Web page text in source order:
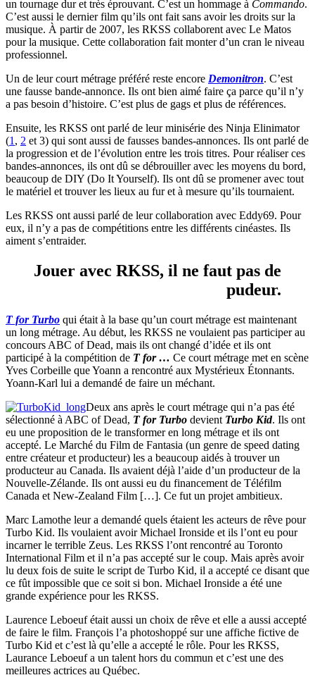
un tournage dur et très éprouvant. C’est un hommage à Commando.
C’est aussi le dernier film qu’ils ont fait sans avoir les droits sur la
musique. À partir de 2007, les RKSS collaborent avec Le Matos
pour la musique. Cette collaboration fait monter d’un cran le niveau
professionnel.
Un de leur court métrage préféré reste encore Demonitron. C’est
une fausse bande-annonce. Ils ont bien aimé faire ça parce qu’il n’y
a pas besoin d’histoire. C’est plus de gags et plus de références.
Ensuite, les RKSS ont parlé de leur minisérie des Ninja Elinimator
(1 , 2 et 3) qui sont aussi de fausses bandes-annonces. Ils ont parlé de
la progression et de l’évolution entre les trois titres. Pour réaliser ces
bandes-annonces, ils ont dû se débrouiller avec les moyens du bord,
beaucoup de DIY (Do It Yourself). Ils ont dû se promener avec tout
le matériel et trouver les lieux au fur et à mesure qu’ils tournaient.
Les RKSS ont aussi parlé de leur collaboration avec Eddy69. Pour
eux, il n’y a pas de compétitions entre les différents cinéastes. Ils
aiment s’entraider.
Jouer avec RKSS, il ne faut pas de
pudeur.
T for Turbo qui était à la base qu’un court métrage est maintenant
un long métrage. Au début, les RKSS ne voulaient pas participer au
concours ABC of Dead, mais ils ont changé d’idée et ils ont
participé à la compétition de T for … Ce court métrage met en scène
Yves Corbeille que Yoann a rencontré aux Mystérieux Étonnants.
Yoann-Karl lui a demandé de faire un méchant.
Deux ans après le court métrage qui n’a pas été
sélectionné à ABC of Dead, T for Turbo devient Turbo Kid. Ils ont
eu une proposition de le transformer en long métrage et ils ont
accepté. Le Marché du Film de Fantasia (un genre de speed dating
entre créateur et producteur) les a beaucoup aidés à trouver un
producteur au Canada. Ils avaient déjà l’aide d’un producteur de la
Nouvelle-Zélande. Ils ont aussi eu du financement de Téléfilm
Canada et New-Zealand Film […]. Ce fut un projet ambitieux.
Marc Lamothe leur a demandé quels étaient les acteurs de rêve pour
Turbo Kid. Ils voulaient avoir Michael Ironside et ils l’ont eu pour
incarner le terrible Zeus. Les RKSS l’ont rencontré au Toronto
International Film et il n’a pas accepté sur le coup. Mais après avoir
lu deux fois de suite le script de Turbo Kid, il a accepté ce disant que
ce fût impossible que ce soit si bon. Michael Ironside a été une
grande expérience pour les RKSS.
Laurence Leboeuf était aussi un choix de rêve et elle a aussi accepté
de faire le film. François l’a photoshoppé sur une affiche fictive de
Turbo Kid et c’est là qu’elle a accepté le rôle. Pour les RKSS,
Laurance Leboeuf a un talent hors du commun et c’est une des
meilleures actrices au Québec.